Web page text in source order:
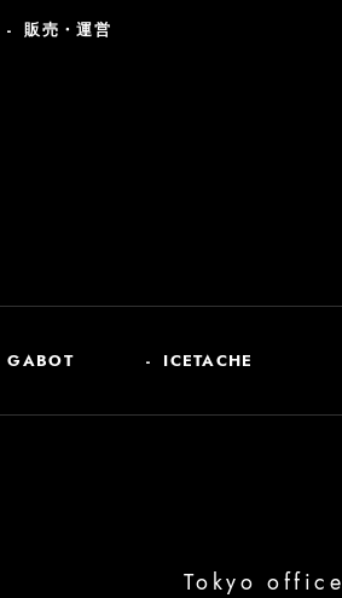
販売・運営
GABOT ICETACHE
Tokyo office